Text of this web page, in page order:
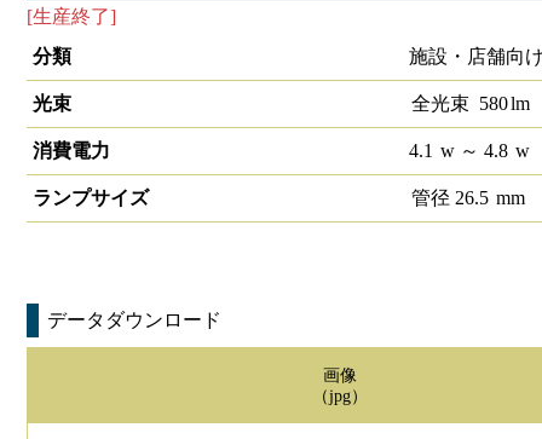
[生産終了]
分類
施設・店舗向
光束 全光束 580lm
消費電力 4.1 w～ 4.8 w
ランプサイズ 管径 26.5 mm
データダウンロード
画像
（jpg）